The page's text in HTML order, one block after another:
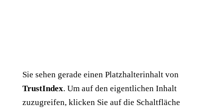
Sie sehen gerade einen Platzhalterinhalt von
TrustIndex. Um auf den eigentlichen Inhalt
zuzugreifen, klicken Sie auf die Schaltfläche